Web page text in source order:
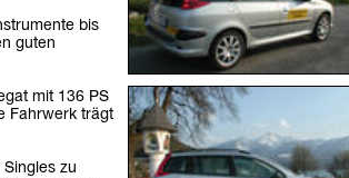
bis
guten
mit 136 PS
Fahrwerk trägt
zu